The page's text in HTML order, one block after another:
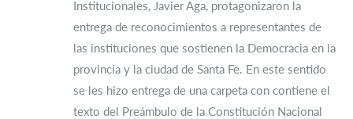
Institucionales, Javier Aga, protagonizaron la
entrega de reconocimientos a representantes de
las instituciones que sostienen la Democracia en la
provincia y la ciudad de Santa Fe. En este sentido
se les hizo entrega de una carpeta con contiene el
texto del Preámbulo de la Constitución Nacional